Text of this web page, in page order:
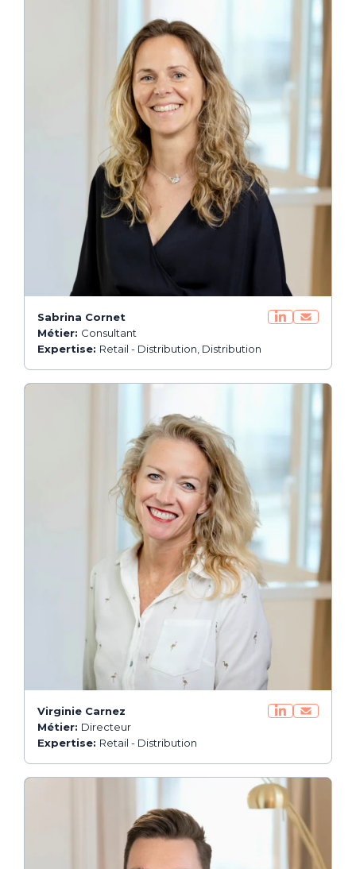
Sabrina Cornet
Métier: Consultant
Expertise: Retail - Distribution, Distribution
Virginie Carnez
Métier: Directeur
Expertise: Retail - Distribution